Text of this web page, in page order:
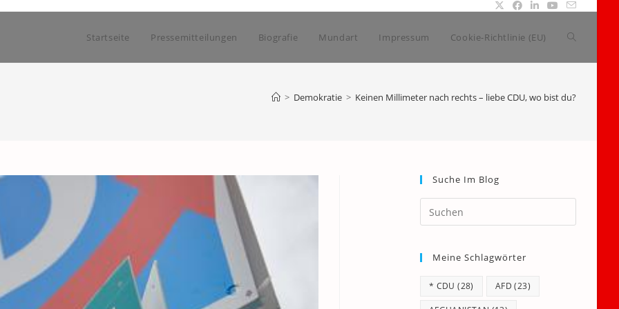
Startseite Pressemitteilungen Biografie Mundart Impressum Cookie-Richtlinie (EU) Website-
> Demokratie > Keinen Millimeter nach rechts – liebe CDU, wo bist du?
Suche Im Blog
Escape
Meine Schlagwörter
* CDU (28) AFD (23)